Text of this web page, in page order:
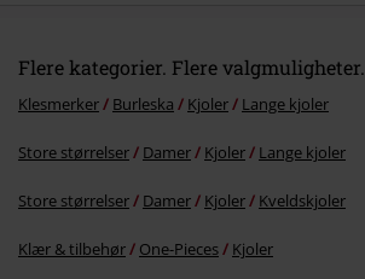
Flere kategorier. Flere valgmuligheter.
Klesmerker Burleska Kjoler Lange kjoler
Store størrelser Damer Kjoler Lange kjoler
Store størrelser Damer Kjoler Kveldskjoler
Klær & tilbehør One-Pieces Kjoler